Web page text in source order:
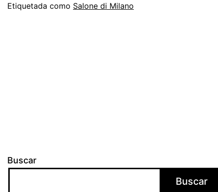
di
Etiquetada como Salone di Milano
Buscar
Buscar